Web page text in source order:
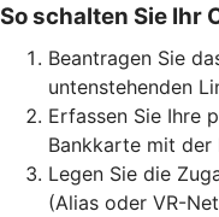
So schalten Sie Ihr
Beantragen Sie
untenstehenden
Erfassen Sie Ihre
Bankkarte mit der
Legen Sie die
(Alias oder VR-